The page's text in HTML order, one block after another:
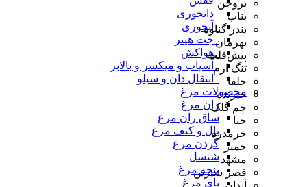
_دانخوری
_آبخوری
_جت هیتر
_هواکش
_آسیاب و میکسر و بالابر
_انتقال دان و سیلو
محصولات مرغ
ران مرغ
ساق ران مرغ
بال و کتف مرغ
گردن مرغ
شنسل
پنجه مرغ
پای مرغ
بروجن
بناب
بندر گناوه
بهرمان
پیش‌قلعه
تنگ ارم
جلفا
جیرنده
چم گلک
حنا
خرمدره
خمیر
مشهد
قصر شیرین